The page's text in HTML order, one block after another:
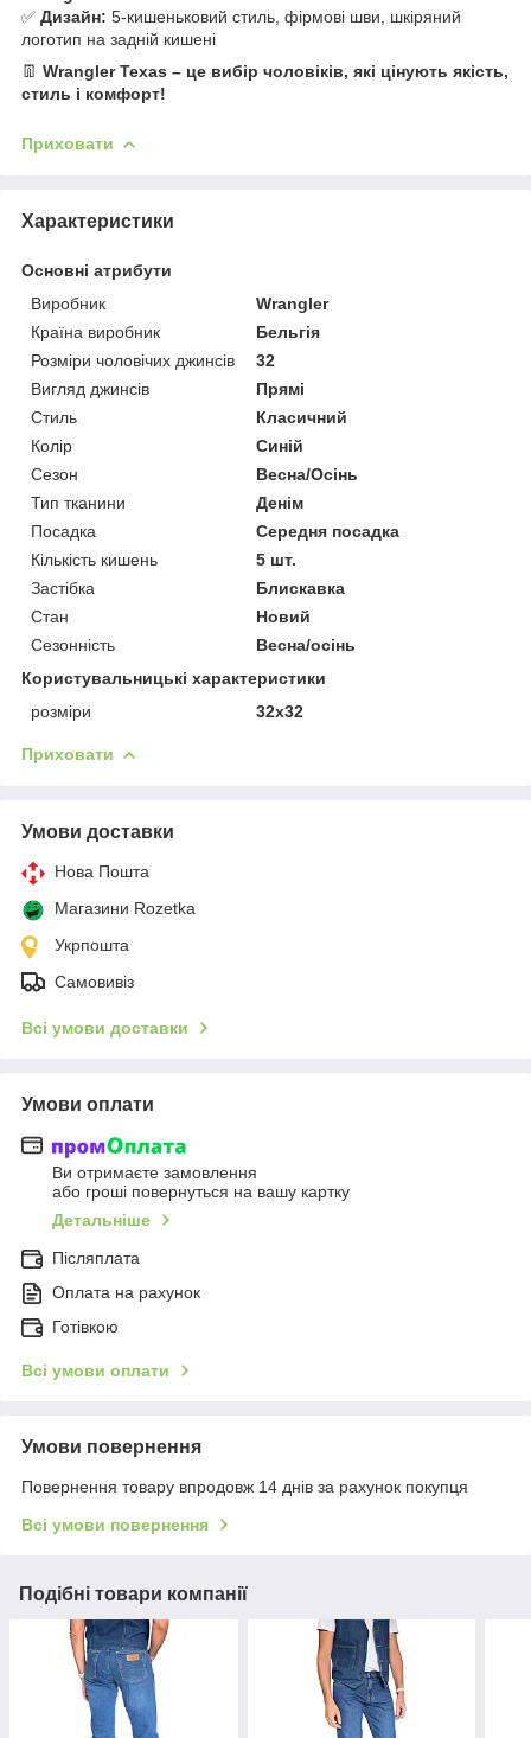
✅ Дизайн: 5-кишеньковий стиль, фірмові шви, шкіряний
логотип на задній кишені
👖 Wrangler Texas – це вибір чоловіків, які цінують якість,
стиль і комфорт!
Приховати
Характеристики
Основні атрибути
Виробник
Wrangler
Країна виробник
Бельгія
Розміри чоловічих джинсів
32
Вигляд джинсів
Прямі
Стиль
Класичний
Колір
Синій
Сезон
Весна/Осінь
Тип тканини
Денім
Посадка
Середня посадка
Кількість кишень
5 шт.
Застібка
Блискавка
Стан
Новий
Сезонність
Весна/осінь
Користувальницькі характеристики
розміри
32х32
Приховати
Умови доставки
Нова Пошта
Магазини Rozetka
Укрпошта
Самовивіз
Всі умови доставки
Умови оплати
Ви отримаєте замовлення
або гроші повернуться на вашу картку
Детальніше
Післяплата
Оплата на рахунок
Готівкою
Всі умови оплати
Умови повернення
Повернення товару впродовж 14 днів за рахунок покупця
Всі умови повернення
Подібні товари компанії